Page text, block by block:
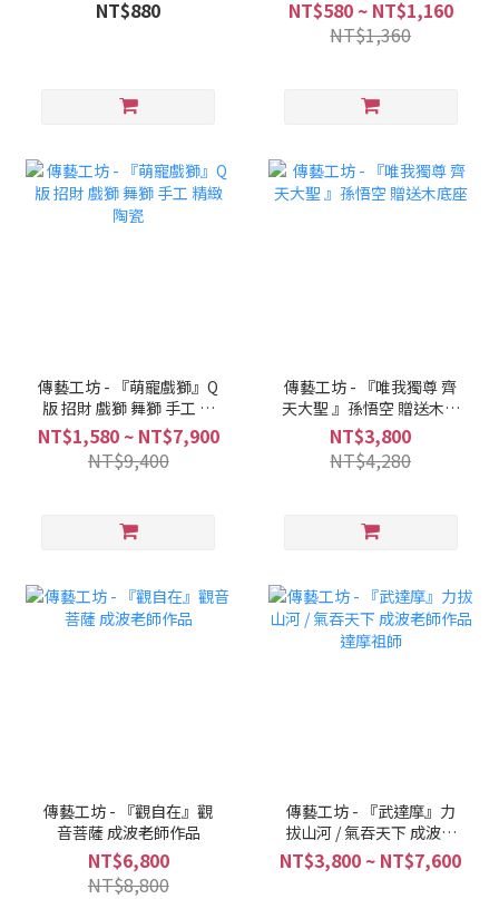
NT$880
NT$580 ~ NT$1,160
NT$1,360
傳藝工坊 - 『萌寵戲獅』Q
版 招財 戲獅 舞獅 手工 精
緻 陶瓷
NT$1,580 ~ NT$7,900
NT$9,400
傳藝工坊 - 『唯我獨尊 齊
天大聖 』孫悟空 贈送木底
座
NT$3,800
NT$4,280
傳藝工坊 - 『觀自在』觀
音菩薩 成波老師作品
NT$6,800
NT$8,800
傳藝工坊 - 『武達摩』力
拔山河 / 氣吞天下 成波老
師作品 達摩祖師
NT$3,800 ~ NT$7,600